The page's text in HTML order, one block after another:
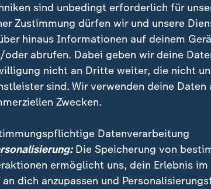
sind unbedingt erforderlich für
Zustimmung dürfen wir und unsere
hinaus Informationen auf deinem
oder abrufen. Dabei geben wir deine
nicht an Dritte weiter, die nicht
sind. Wir verwenden deine Daten
Zwecken.
Datenverarbeitung
Die Speicherung von
ermöglicht uns, dein Erlebnis
an dich anzupassen und